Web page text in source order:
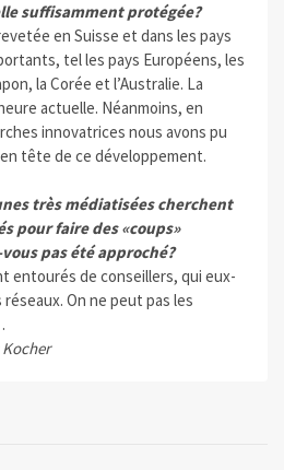
suffisamment protégée?
en Suisse et dans les pays
tel les pays Européens, les
la Corée et l’Australie. La
actuelle. Néanmoins, en
innovatrices nous avons pu
tête de ce développement.
très médiatisées cherchent
pour faire des «coups»
pas été approché?
entourés de conseillers, qui eux-
On ne peut pas les